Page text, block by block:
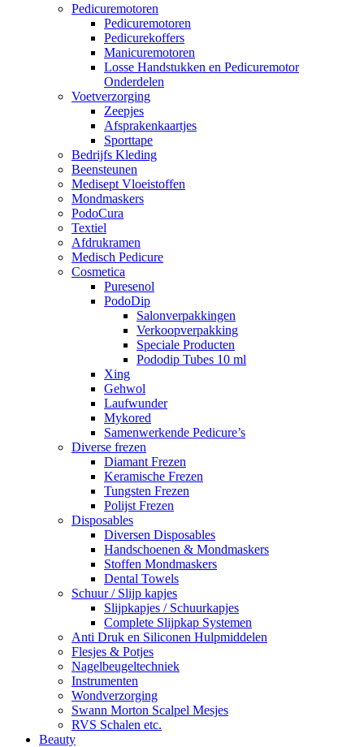
Pedicuremotoren
Pedicuremotoren
Pedicurekoffers
Manicuremotoren
Losse Handstukken en Pedicuremotor
Onderdelen
Voetverzorging
Zeepjes
Afsprakenkaartjes
Sporttape
Bedrijfs Kleding
Beensteunen
Medisept Vloeistoffen
Mondmaskers
PodoCura
Textiel
Afdrukramen
Medisch Pedicure
Cosmetica
Puresenol
PodoDip
Salonverpakkingen
Verkoopverpakking
Speciale Producten
Pododip Tubes 10 ml
Xing
Gehwol
Laufwunder
Mykored
Samenwerkende Pedicure’s
Diverse frezen
Diamant Frezen
Keramische Frezen
Tungsten Frezen
Polijst Frezen
Disposables
Diversen Disposables
Handschoenen & Mondmaskers
Stoffen Mondmaskers
Dental Towels
Schuur / Slijp kapjes
Slijpkapjes / Schuurkapjes
Complete Slijpkap Systemen
Anti Druk en Siliconen Hulpmiddelen
Flesjes & Potjes
Nagelbeugeltechniek
Instrumenten
Wondverzorging
Swann Morton Scalpel Mesjes
RVS Schalen etc.
Beauty